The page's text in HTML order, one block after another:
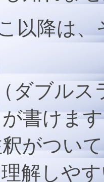
以降は、
（ダブル
書けま
がつい
解しや